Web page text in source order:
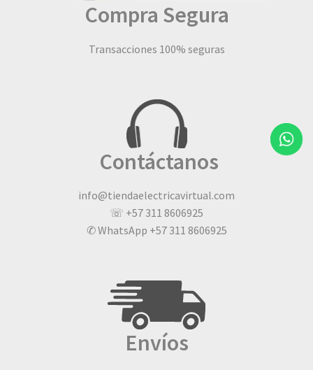
Compra Segura
Transacciones 100% seguras
Contáctanos
info@tiendaelectricavirtual.com
☏ +57 311 8606925
✆ WhatsApp +57 311 8606925
Envíos